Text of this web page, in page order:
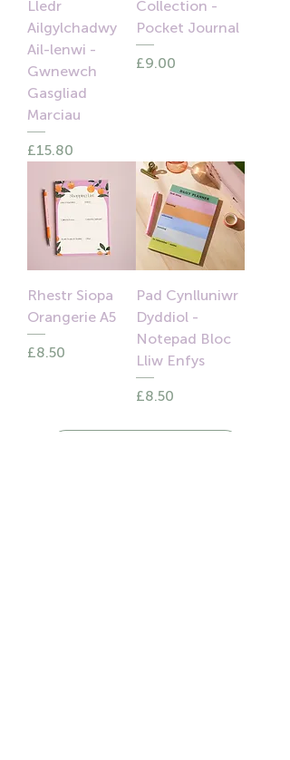
Lledr
Ailgylchadwy
Ail-lenwi -
Gwnewch
Gasgliad
Marciau
Price
£15.80
Collection -
Pocket Journal
Price
£9.00
Rhestr Siopa
Orangerie A5
Price
£8.50
Pad Cynlluniwr
Dyddiol -
Notepad Bloc
Lliw Enfys
Price
£8.50